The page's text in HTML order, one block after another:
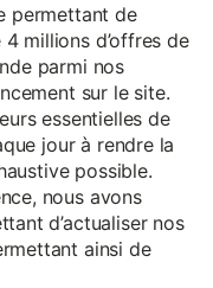
permettant de
millions d’offres de
parmi nos
sur le site.
essentielles de
jour à rendre la
possible.
nous avons
d’actualiser nos
ainsi de